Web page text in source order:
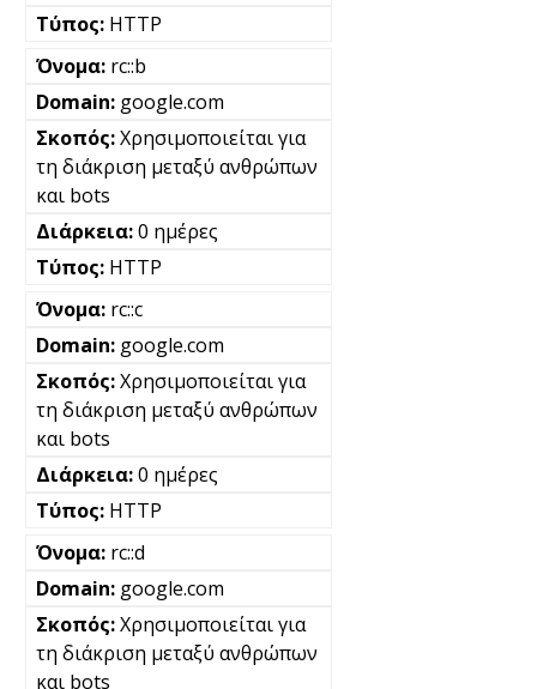
HTTP
rc::b
google.com
Χρησιμοποιείται για
τη διάκριση μεταξύ ανθρώπων
και bots
0 ημέρες
HTTP
rc::c
google.com
Χρησιμοποιείται για
τη διάκριση μεταξύ ανθρώπων
και bots
0 ημέρες
HTTP
rc::d
google.com
Χρησιμοποιείται για
τη διάκριση μεταξύ ανθρώπων
και bots